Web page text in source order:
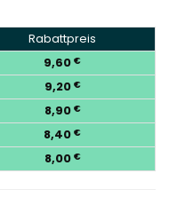
Rabattpreis
9,60 €
9,20 €
8,90 €
8,40 €
8,00 €